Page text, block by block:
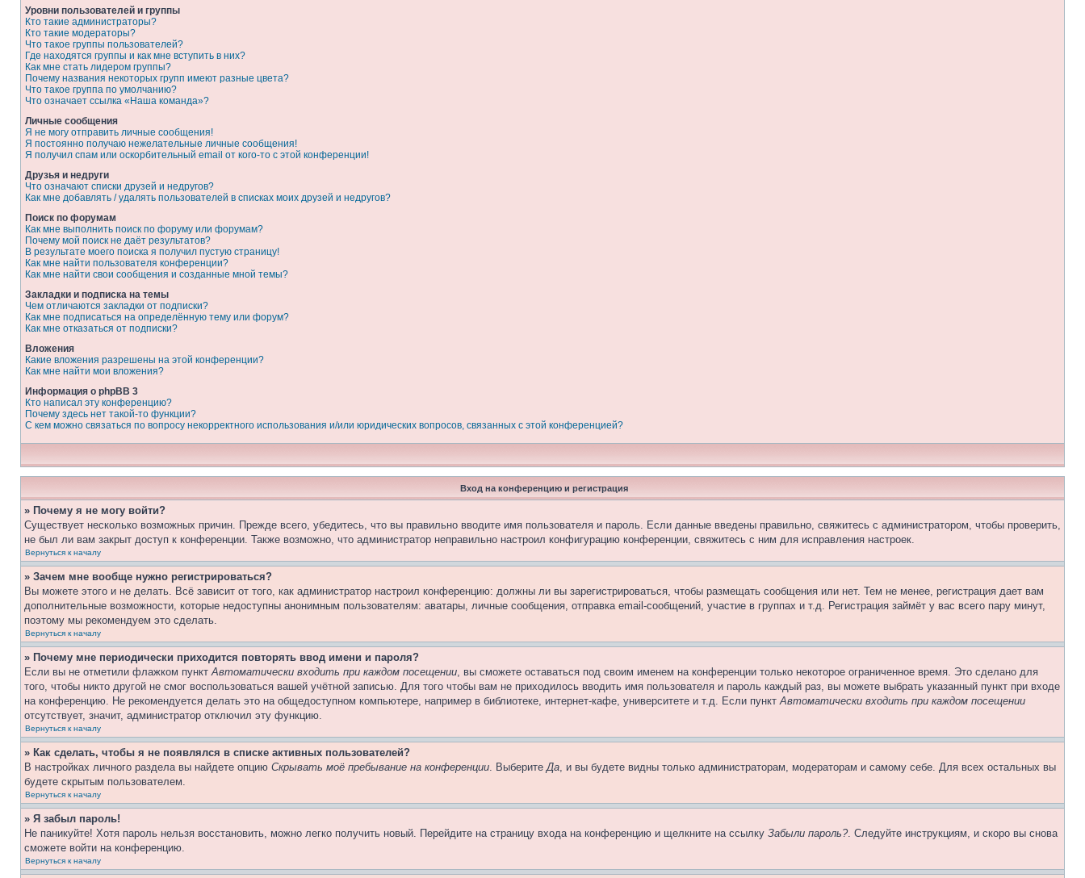
Уровни пользователей и группы
Кто такие администраторы?
Кто такие модераторы?
Что такое группы пользователей?
Где находятся группы и как мне вступить в них?
Как мне стать лидером группы?
Почему названия некоторых групп имеют разные цвета?
Что такое группа по умолчанию?
Что означает ссылка «Наша команда»?
Личные сообщения
Я не могу отправить личные сообщения!
Я постоянно получаю нежелательные личные сообщения!
Я получил спам или оскорбительный email от кого-то с этой конференции!
Друзья и недруги
Что означают списки друзей и недругов?
Как мне добавлять / удалять пользователей в списках моих друзей и недругов?
Поиск по форумам
Как мне выполнить поиск по форуму или форумам?
Почему мой поиск не даёт результатов?
В результате моего поиска я получил пустую страницу!
Как мне найти пользователя конференции?
Как мне найти свои сообщения и созданные мной темы?
Закладки и подписка на темы
Чем отличаются закладки от подписки?
Как мне подписаться на определённую тему или форум?
Как мне отказаться от подписки?
Вложения
Какие вложения разрешены на этой конференции?
Как мне найти мои вложения?
Информация о phpBB 3
Кто написал эту конференцию?
Почему здесь нет такой-то функции?
С кем можно связаться по вопросу некорректного использования и/или юридических вопросов, связанных с этой конференцией?
Вход на конференцию и регистрация
» Почему я не могу войти?
Существует несколько возможных причин. Прежде всего, убедитесь, что вы правильно вводите имя пользователя и пароль. Если данные введены правильно, свяжитесь с администратором, чтобы проверить,
не был ли вам закрыт доступ к конференции. Также возможно, что администратор неправильно настроил конфигурацию конференции, свяжитесь с ним для исправления настроек.
Вернуться к началу
» Зачем мне вообще нужно регистрироваться?
Вы можете этого и не делать. Всё зависит от того, как администратор настроил конференцию: должны ли вы зарегистрироваться, чтобы размещать сообщения или нет. Тем не менее, регистрация дает вам
дополнительные возможности, которые недоступны анонимным пользователям: аватары, личные сообщения, отправка email-сообщений, участие в группах и т.д. Регистрация займёт у вас всего пару минут,
поэтому мы рекомендуем это сделать.
Вернуться к началу
» Почему мне периодически приходится повторять ввод имени и пароля?
Если вы не отметили флажком пунктАвтоматически входить при каждом посещении, вы сможете оставаться под своим именем на конференции только некоторое ограниченное время. Это сделано для
того, чтобы никто другой не смог воспользоваться вашей учётной записью. Для того чтобы вам не приходилось вводить имя пользователя и пароль каждый раз, вы можете выбрать указанный пункт при входе
на конференцию. Не рекомендуется делать это на общедоступном компьютере, например в библиотеке, интернет-кафе, университете и т.д. Если пунктАвтоматически входить при каждом посещении
отсутствует, значит, администратор отключил эту функцию.
Вернуться к началу
» Как сделать, чтобы я не появлялся в списке активных пользователей?
В настройках личного раздела вы найдете опцию Скрывать моё пребывание на конференции. ВыберитеДа, и вы будете видны только администраторам, модераторам и самому себе. Для всех остальных вы
будете скрытым пользователем.
Вернуться к началу
» Я забыл пароль!
Не паникуйте! Хотя пароль нельзя восстановить, можно легко получить новый. Перейдите на страницу входа на конференцию и щелкните на ссылку Забыли пароль?. Следуйте инструкциям, и скоро вы снова
сможете войти на конференцию.
Вернуться к началу